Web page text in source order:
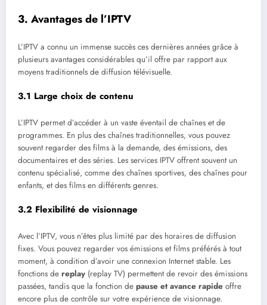
3. Avantages de l’IPTV
L’IPTV a connu un immense succès ces dernières années grâce à
plusieurs avantages considérables qu’il offre par rapport aux
moyens traditionnels de diffusion télévisuelle.
3.1 Large choix de contenu
L’IPTV permet d’accéder à un vaste éventail de chaînes et de
programmes. En plus des chaînes traditionnelles, vous pouvez
souvent regarder des films à la demande, des émissions, des
documentaires et des séries. Les services IPTV offrent souvent un
contenu spécialisé, comme des chaînes sportives, des chaînes pour
enfants, et des films en différents genres.
3.2 Flexibilité de visionnage
Avec l’IPTV, vous n’êtes plus limité par des horaires de diffusion
fixes. Vous pouvez regarder vos émissions et films préférés à tout
moment, à condition d’avoir une connexion Internet stable. Les
fonctions de replay (replay TV) permettent de revoir des émissions
passées, tandis que la fonction de pause et avance rapide offre
encore plus de contrôle sur votre expérience de visionnage.